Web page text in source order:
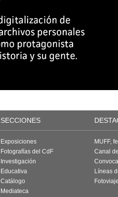
SECCIONES
Exposiciones
Fotografías del CdF
Investigación
Educativa
Catálogo
Mediateca
MUFF,
Canal
Líneas